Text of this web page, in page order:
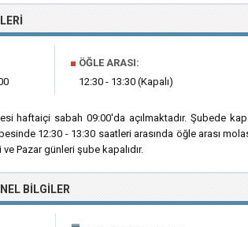
■ ÖĞLE ARASI:
12:30 - 13:30 (Kapalı)
haftaiçi sabah 09:00'da açılmaktadır. Şubede
12:30 - 13:30 saatleri arasında öğle arası
Pazar günleri şube kapalıdır.
BILGILER